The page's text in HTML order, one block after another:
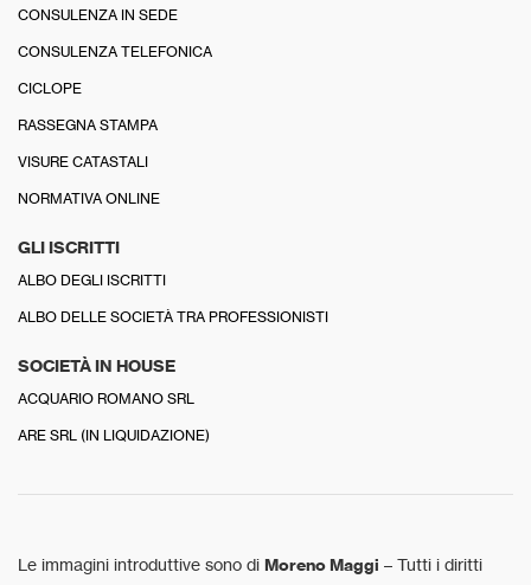
CONSULENZA IN SEDE
CONSULENZA TELEFONICA
CICLOPE
RASSEGNA STAMPA
VISURE CATASTALI
NORMATIVA ONLINE
GLI ISCRITTI
ALBO DEGLI ISCRITTI
ALBO DELLE SOCIETÀ TRA PROFESSIONISTI
SOCIETÀ IN HOUSE
ACQUARIO ROMANO SRL
ARE SRL (IN LIQUIDAZIONE)
Le immagini introduttive sono di Moreno Maggi – Tutti i diritti